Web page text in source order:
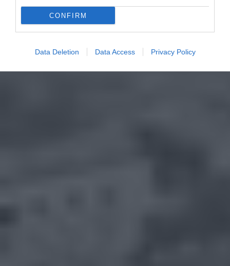
CONFIRM
Data Deletion Data Access Privacy Policy